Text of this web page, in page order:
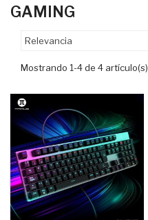
GAMING
Relevancia
Mostrando 1-4 de 4 artículo(s)